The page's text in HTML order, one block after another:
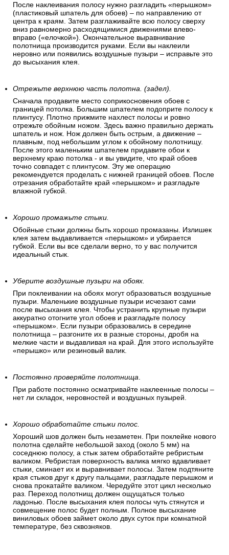
После наклеивания полосу нужно разгладить «перышком»
(пластиковый шпатель для обоев) – по направлению от
центра к краям. Затем разглаживайте всю полосу сверху
вниз равномерно расходящимися движениями влево-
вправо («елочкой»). Окончательное выравнивание
полотнища производится руками. Если вы наклеили
неровно или появились воздушные пузыри – исправьте это
до высыхания клея.
Отрежьте верхнюю часть полотна. (задел).
Сначала продавите место соприкосновения обоев с
границей потолка. Большим шпателем подоприте полосу к
плинтусу. Плотно прижмите нахлест полосы и ровно
отрежьте обойным ножом. Здесь важно правильно держать
шпатель и нож. Нож должен быть острым, а движение –
плавным, под небольшим углом к обойному полотнищу.
После этого маленьким шпателем придавите обои к
верхнему краю потолка - и вы увидите, что край обоев
точно совпадет с плинтусом. Эту же операцию
рекомендуется проделать с нижней границей обоев. После
отрезания обработайте край «перышком» и разгладьте
влажной губкой.
Хорошо промажьте стыки.
Обойные стыки должны быть хорошо промазаны. Излишек
клея затем выдавливается «перышком» и убирается
губкой. Если вы все сделали верно, то у вас получится
идеальный стык.
Уберите воздушные пузыри на обоях.
При поклеивании на обоях могут образоваться воздушные
пузыри. Маленькие воздушные пузыри исчезают сами
после высыхания клея. Чтобы устранить крупные пузыри
аккуратно отогните угол обоев и разгладьте полосу
«перышком». Если пузыри образовались в середине
полотнища – разгоните их в разные стороны, дробя на
мелкие части и выдавливая на край. Для этого используйте
«перышко» или резиновый валик.
Постоянно проверяйте полотнища.
При работе постоянно осматривайте наклеенные полосы –
нет ли складок, неровностей и воздушных пузырей.
Хорошо обработайте стыки полос.
Хороший шов должен быть незаметен. При поклейке нового
полотна сделайте небольшой заход (около 5 мм) на
соседнюю полосу, а стык затем обработайте ребристым
валиком. Ребристая поверхность валика мягко вдавливает
стыки, сминает их и выравнивает полосы. Затем подтяните
края стыков друг к другу пальцами, разгладьте перышком и
снова прокатайте валиком. Чередуйте этот цикл несколько
раз. Переход полотнищ должен ощущаться только
ладонью. После высыхания клея полосы чуть стянутся и
совмещение полос будет полным. Полное высыхание
виниловых обоев займет около двух суток при комнатной
температуре, без сквозняков.